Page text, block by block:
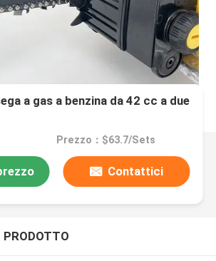
a gas a benzina da 42 cc a due
Prezzo：$63.7/Sets
Contattici
PRODOTTO